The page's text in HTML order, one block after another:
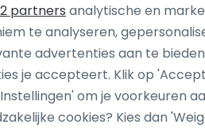
Z10616 Blauw kobalt
19,99
2 partners analytische en
te analyseren,
advertenties aan te
je accepteert. Klik op
om je voorkeuren
cookies? Kies dan